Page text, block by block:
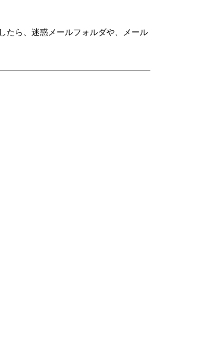
たら、迷惑メールフォルダや、メール